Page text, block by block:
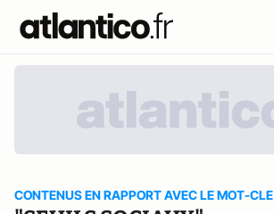
CONTENUS EN RAPPORT AVEC LE MOT-CLE